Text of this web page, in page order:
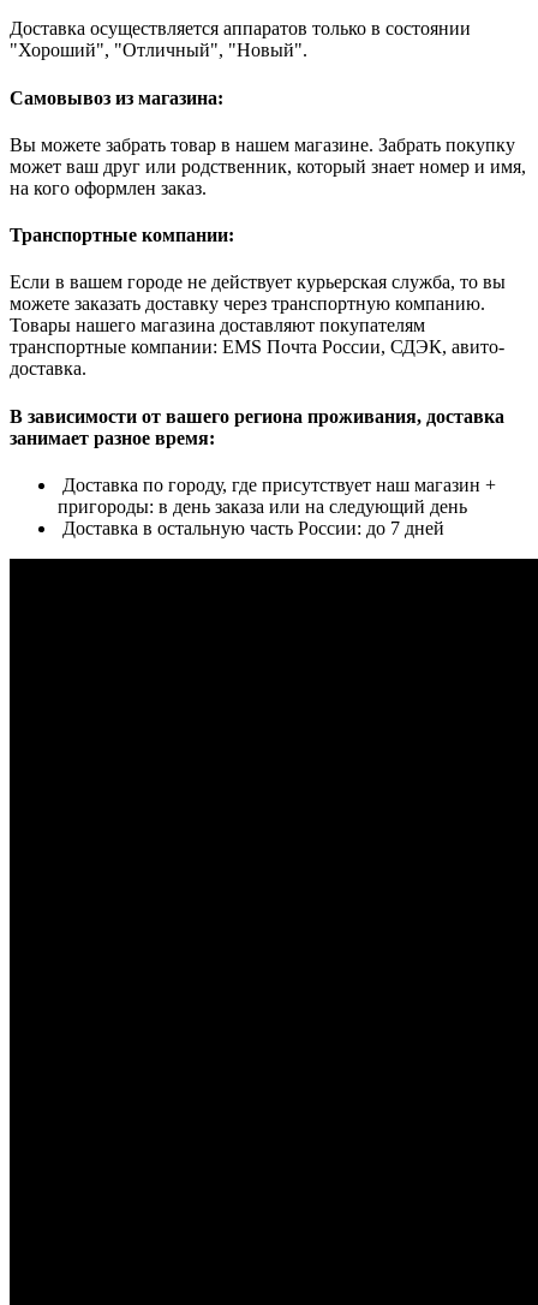
Доставка осуществляется аппаратов только в состоянии
"Хороший", "Отличный", "Новый".
Самовывоз из магазина:
Вы можете забрать товар в нашем магазине. Забрать покупку
может ваш друг или родственник, который знает номер и имя,
на кого оформлен заказ.
Транспортные компании:
Если в вашем городе не действует курьерская служба, то вы
можете заказать доставку через транспортную компанию.
Товары нашего магазина доставляют покупателям
транспортные компании: EMS Почта России, СДЭК, авито-
доставка.
В зависимости от вашего региона проживания, доставка
занимает разное время:
Доставка по городу, где присутствует наш магазин +
пригороды: в день заказа или на следующий день
Доставка в остальную часть России: до 7 дней